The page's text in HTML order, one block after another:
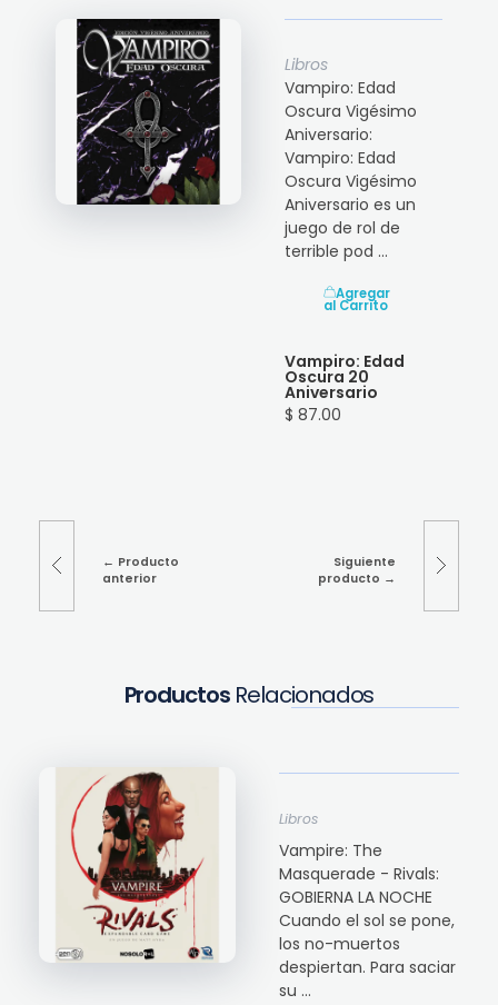
Vampiro: Edad
Oscura 20
Aniversario
$ 87.00
Libros
Vampiro: Edad
Oscura Vigésimo
Aniversario:
Vampiro: Edad
Oscura Vigésimo
Aniversario es un
juego de rol de
terrible pod ...
Agregar
al Carrito
Producto
anterior
Siguiente
producto
Productos Relacionados
Libros
Vampire: The
Masquerade - Rivals:
GOBIERNA LA NOCHE
Cuando el sol se pone,
los no-muertos
despiertan. Para saciar
su ...